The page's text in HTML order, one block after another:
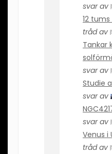
svar av
12
tråd av
Tankar
svar av
Studie
svar av
svar av
Venus i
tråd av